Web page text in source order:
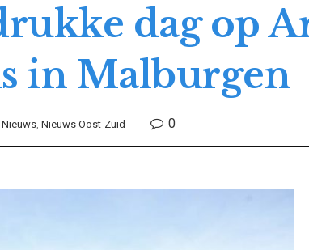
dag op
in Malburgen
Nieuws, Nieuws Oost-Zuid 0